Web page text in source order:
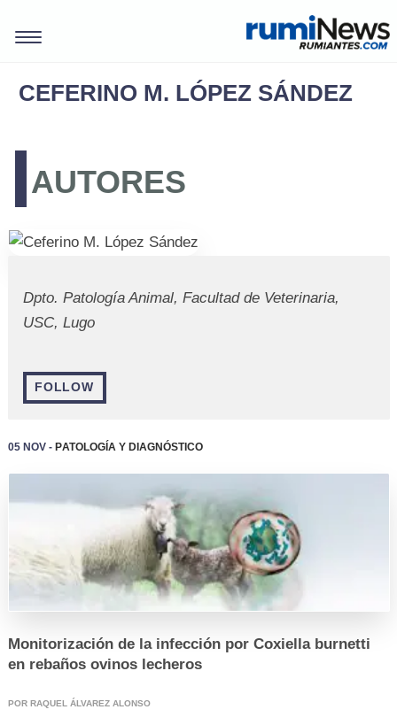
REGISTRO
CEFERINO M. LÓPEZ SÁNDEZ
AUTORES
Dpto. Patología Animal, Facultad de Veterinaria,
USC, Lugo
FOLLOW
05 Nov -Patología y Diagnóstico
Monitorización de la infección por Coxiella burnetti
en rebaños ovinos lecheros
POR RAQUEL ÁLVAREZ ALONSO